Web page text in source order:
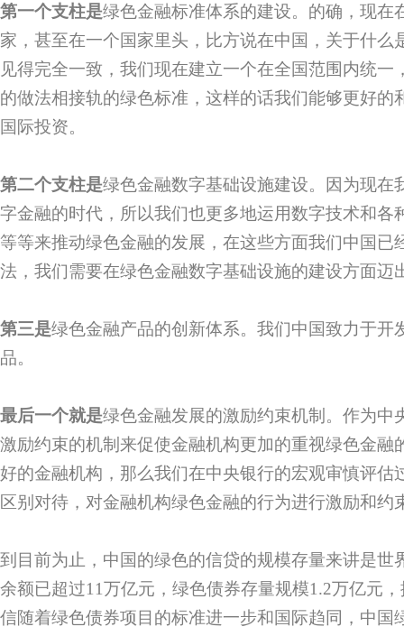
第一个支柱是绿色金融标准体系的建设。的确，现在
家，甚至在一个国家里头，比方说在中国，关于什么
见得完全一致，我们现在建立一个在全国范围内统一
的做法相接轨的绿色标准，这样的话我们能够更好的
国际投资。
第二个支柱是绿色金融数字基础设施建设。因为现在
字金融的时代，所以我们也更多地运用数字技术和各
等等来推动绿色金融的发展，在这些方面我们中国已
法，我们需要在绿色金融数字基础设施的建设方面迈
第三是绿色金融产品的创新体系。我们中国致力于开
品。
最后一个就是绿色金融发展的激励约束机制。作为中
激励约束的机制来促使金融机构更加的重视绿色金融
好的金融机构，那么我们在中央银行的宏观审慎评估
区别对待，对金融机构绿色金融的行为进行激励和约
到目前为止，中国的绿色的信贷的规模存量来讲是世
余额已超过11万亿元，绿色债券存量规模1.2万亿元
信随着绿色债券项目的标准进一步和国际趋同，中国